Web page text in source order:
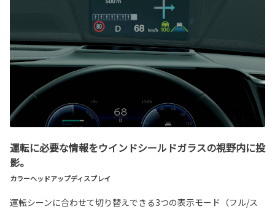
運転に必要な情報をウインドシールドガラスの視野内に投
影。
カラーヘッドアップディスプレイ
運転シーンに合わせて切り替えできる3つの表示モード（フル/ス